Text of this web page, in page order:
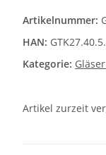
Artikelnummer:
HAN:
Kategorie:
Artikel zurzeit